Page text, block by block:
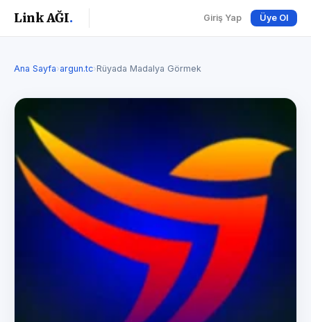
Link AĞI. Giriş Yap Üye Ol
Ana Sayfa›argun.tc›Rüyada Madalya Görmek